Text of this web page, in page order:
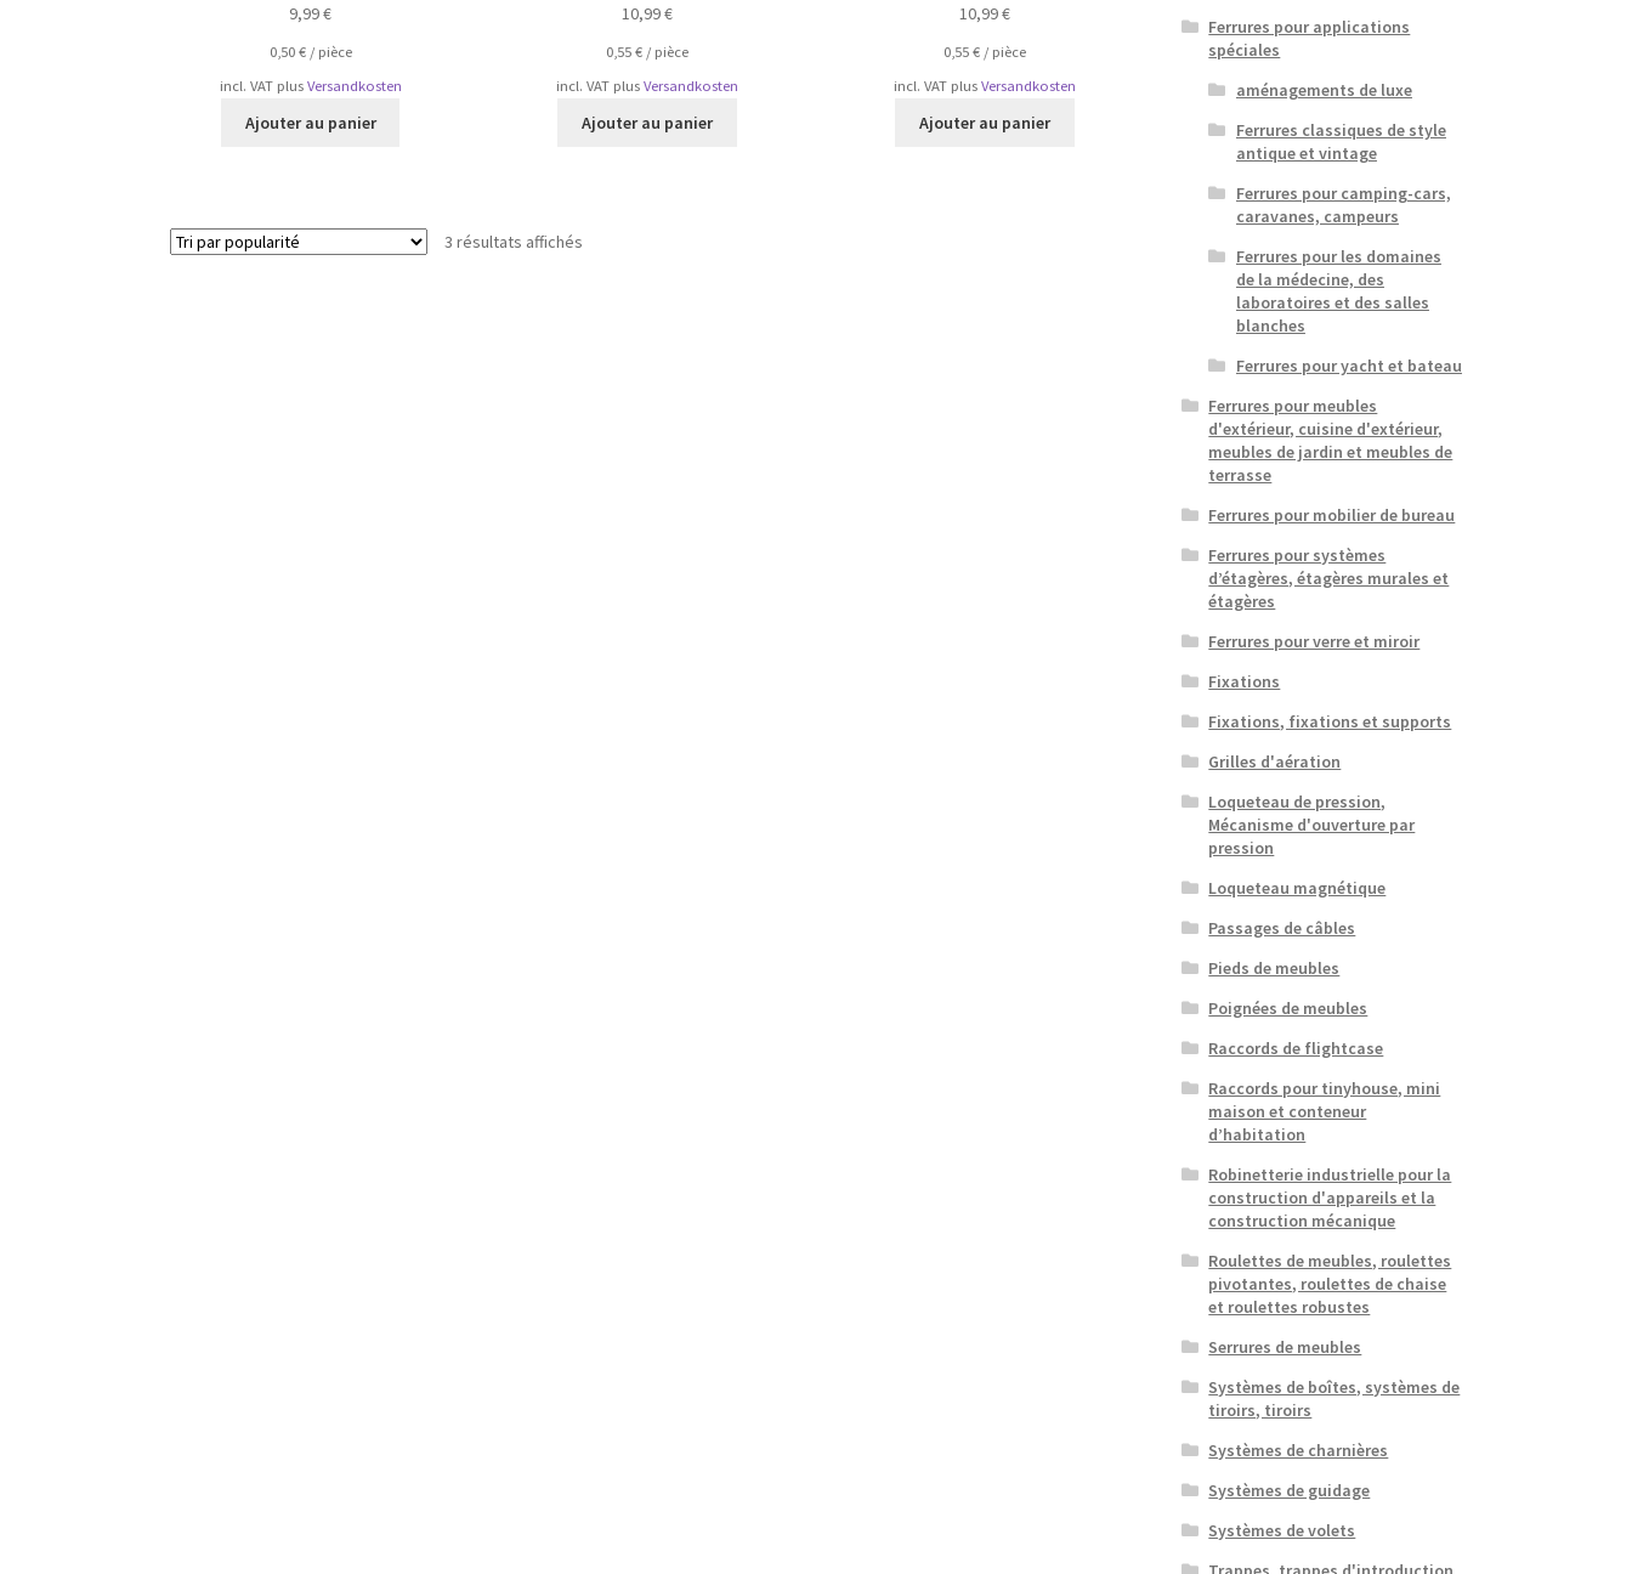
9,99€
0,50 €/ pièce
incl. VAT plus Versandkosten
Ajouter au panier
10,99€
0,55€ / pièce
incl. VAT plusVersandkosten
Ajouter au panier
10,99€
0,55 €/ pièce
incl. VAT plus Versandkosten
Ajouter au panier
3 résultats affichés
Ferrures pour applications
spéciales
aménagements de luxe
Ferrures classiques de style
antique et vintage
Ferrures pour camping-cars,
caravanes, campeurs
Ferrures pour les domaines
de la médecine, des
laboratoires et des salles
blanches
Ferrures pour yacht et bateau
Ferrures pour meubles
d'extérieur, cuisine d'extérieur,
meubles de jardin et meubles de
terrasse
Ferrures pour mobilier de bureau
Ferrures pour systèmes
d’étagères, étagères murales et
étagères
Ferrures pour verre et miroir
Fixations
Fixations, fixations et supports
Grilles d'aération
Loqueteau de pression,
Mécanisme d'ouverture par
pression
Loqueteau magnétique
Passages de câbles
Pieds de meubles
Poignées de meubles
Raccords de flightcase
Raccords pour tinyhouse, mini
maison et conteneur
d’habitation
Robinetterie industrielle pour la
construction d'appareils et la
construction mécanique
Roulettes de meubles, roulettes
pivotantes, roulettes de chaise
et roulettes robustes
Serrures de meubles
Systèmes de boîtes, systèmes de
tiroirs, tiroirs
Systèmes de charnières
Systèmes de guidage
Systèmes de volets